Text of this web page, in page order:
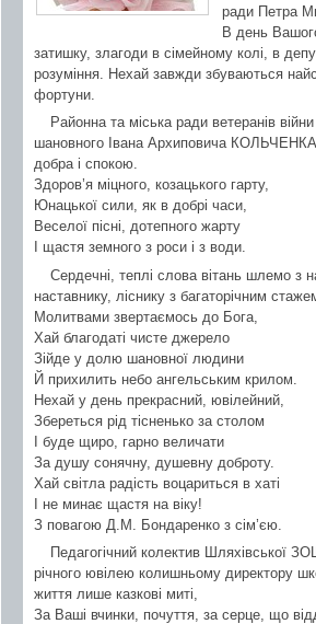
ради Петра
В день
затишку, злагоди в сімейному колі, в
розуміння. Нехай завжди збуваються
фортуни.
Районна та міська ради ветеранів
шановного Івана Архиповича
добра і спокою.
Здоров’я міцного, козацького гарту,
Юнацької сили, як в добрі часи,
Веселої пісні, дотепного жарту
І щастя земного з роси і з води.
Сердечні, теплі слова вітань шлемо з
наставнику, ліснику з багаторічним
Молитвами звертаємось до Бога,
Хай благодаті чисте джерело
Зійде у долю шановної людини
Й прихилить небо ангельським крилом.
Нехай у день прекрасний, ювілейний,
Збереться рід тісненько за столом
І буде щиро, гарно величати
За душу сонячну, душевну доброту.
Хай світла радість воцариться в хаті
І не минає щастя на віку!
З повагою Д.М. Бондаренко з сім’єю.
Педагогічний колектив Шляхівської
річного ювілею колишньому директору
життя лише казкові миті,
За Ваші вчинки, почуття, за серце, що